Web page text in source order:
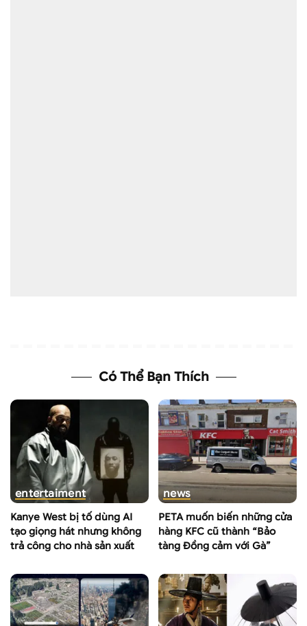
Có Thể Bạn Thích
entertaiment
Kanye West bị tố dùng AI
tạo giọng hát nhưng không
trả công cho nhà sản xuất
news
PETA muốn biến những cửa
hàng KFC cũ thành “Bảo
tàng Đồng cảm với Gà”